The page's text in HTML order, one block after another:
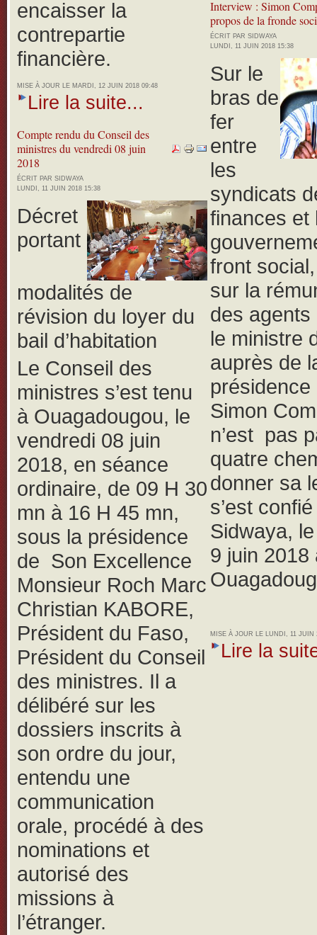
encaisser la
contrepartie
financière.
MISE À JOUR LE MARDI, 12 JUIN 2018 09:48
Lire la suite...
Compte rendu du Conseil des
ministres du vendredi 08 juin
2018
ÉCRIT PAR SIDWAYA
LUNDI, 11 JUIN 2018 15:38
Décret
portant
modalités de
révision du loyer du
bail d’habitation
Le Conseil des
ministres s’est tenu
à Ouagadougou, le
vendredi 08 juin
2018, en séance
ordinaire, de 09 H 30
mn à 16 H 45 mn,
sous la présidence
de Son Excellence
Monsieur Roch Marc
Christian KABORE,
Président du Faso,
Président du Conseil
des ministres. Il a
délibéré sur les
dossiers inscrits à
son ordre du jour,
entendu une
communication
orale, procédé à des
nominations et
autorisé des
missions à
l’étranger.
Interview : Simon
propos de la fronde
ÉCRIT PAR SIDWAYA
LUNDI, 11 JUIN 2018 15:38
Sur le
bras de
fer
entre
les
syndicats
finances et
front
sur la
des agents
le ministre
auprès de
Simon
n’est pas
quatre
donner sa
s’est
Sidwaya,
9 juin 2018
MISE À JOUR LE LUNDI, 11 JUIN
Lire la